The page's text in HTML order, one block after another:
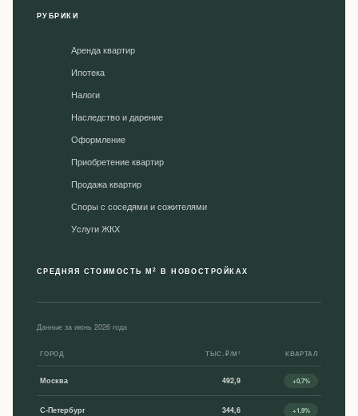
РУБРИКИ
Аренда квартир
Ипотека
Налоги
Наследство и дарение
Оформление
Приобретение квартир
Продажа квартир
Споры с соседями и сожителями
Уcлуги ЖКХ
СРЕДНЯЯ СТОИМОСТЬ М2 В НОВОСТРОЙКАХ
Данные за июнь 2026 года
ГОРОД ТЫС. ₽/М² КВАРТАЛ
Москва 492,9 +0,7%
С-Петербург 344,6 +1,9%